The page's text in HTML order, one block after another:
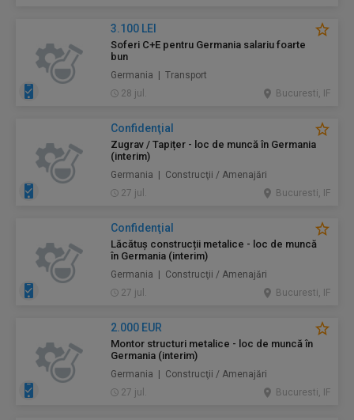
3.100 LEI
Soferi C+E pentru Germania salariu foarte
bun
Germania | Transport
28 jul.
Bucuresti, IF
Confidenţial
Zugrav / Tapițer - loc de muncă în Germania
(interim)
Germania | Construcţii / Amenajări
27 jul.
Bucuresti, IF
Confidenţial
Lăcătuș construcții metalice - loc de muncă
în Germania (interim)
Germania | Construcţii / Amenajări
27 jul.
Bucuresti, IF
2.000 EUR
Montor structuri metalice - loc de muncă în
Germania (interim)
Germania | Construcţii / Amenajări
27 jul.
Bucuresti, IF